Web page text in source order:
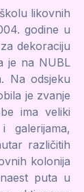
likovnih
godine u
dekoraciju
je na NUBL
Na odsjeku
je zvanje
ima veliki
galerijama,
različitih
kolonija
puta u